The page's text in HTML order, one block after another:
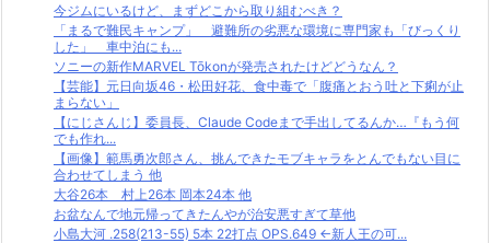
今ジムにいるけど、まずどこから取り組むべき？
「まるで難民キャンプ」 避難所の劣悪な環境に専門家も「びっくり
した」 車中泊にも...
ソニーの新作MARVEL Tōkonが発売されたけどどうなん？
【芸能】元日向坂46・松田好花、食中毒で「腹痛とおう吐と下痢が止
まらない」
【にじさんじ】委員長、Claude Codeまで手出してるんか…『もう何
でも作れ...
【画像】範馬勇次郎さん、挑んできたモブキャラをとんでもない目に
合わせてしまう 他
大谷26本 村上26本 岡本24本 他
お盆なんで地元帰ってきたんやが治安悪すぎて草他
小島大河 .258(213-55) 5本 22打点 OPS.649 ←新人王の可...